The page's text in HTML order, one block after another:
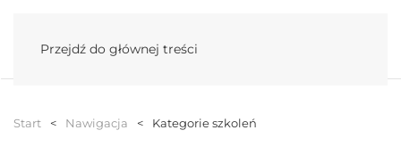
Przejdź do głównej treści
Start Nawigacja Kategorie szkoleń